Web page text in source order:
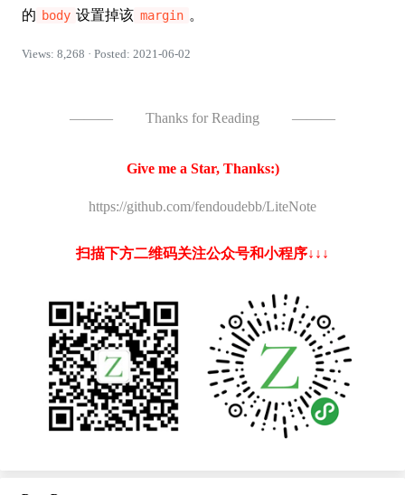
的 body 设置掉该 margin 。
Views: 8,268 · Posted: 2021-06-02
——— Thanks for Reading ———
Give me a Star, Thanks:)
https://github.com/fendoudebb/LiteNote
扫描下方二维码关注公众号和小程序↓↓↓